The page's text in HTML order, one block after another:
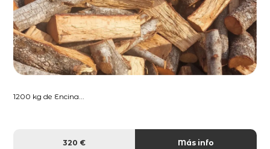
1200 kg de Encina...
320 € Más info